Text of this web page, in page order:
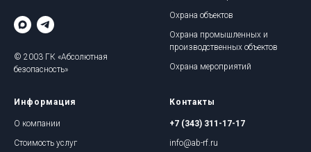
© 2003 ГК «Абсолютная
безопасность»
Охрана объектов
Охрана промышленных и
производственных объектов
Охрана мероприятий
Информация
О компании
Стоимость услуг
Контакты
+7 (343) 311-17-17
info@ab-rf.ru